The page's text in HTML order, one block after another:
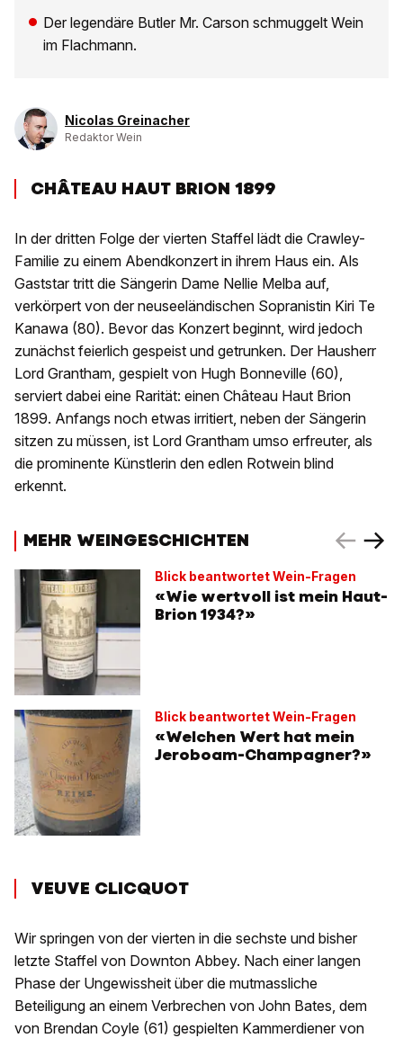
Der legendäre Butler Mr. Carson schmuggelt Wein
im Flachmann.
Nicolas Greinacher
Redaktor Wein
CHÂTEAU HAUT BRION 1899
In der dritten Folge der vierten Staffel lädt die Crawley-
Familie zu einem Abendkonzert in ihrem Haus ein. Als
Gaststar tritt die Sängerin Dame Nellie Melba auf,
verkörpert von der neuseeländischen Sopranistin Kiri Te
Kanawa (80). Bevor das Konzert beginnt, wird jedoch
zunächst feierlich gespeist und getrunken. Der Hausherr
Lord Grantham, gespielt von Hugh Bonneville (60),
serviert dabei eine Rarität: einen Château Haut Brion
1899. Anfangs noch etwas irritiert, neben der Sängerin
sitzen zu müssen, ist Lord Grantham umso erfreuter, als
die prominente Künstlerin den edlen Rotwein blind
erkennt.
MEHR WEINGESCHICHTEN
Blick beantwortet Wein-Fragen
«Wie wertvoll ist mein Haut-
Brion 1934?»
Blick beantwortet Wein-Fragen
«Welchen Wert hat mein
Jeroboam-Champagner?»
VEUVE CLICQUOT
Wir springen von der vierten in die sechste und bisher
letzte Staffel von Downton Abbey. Nach einer langen
Phase der Ungewissheit über die mutmassliche
Beteiligung an einem Verbrechen von John Bates, dem
von Brendan Coyle (61) gespielten Kammerdiener von